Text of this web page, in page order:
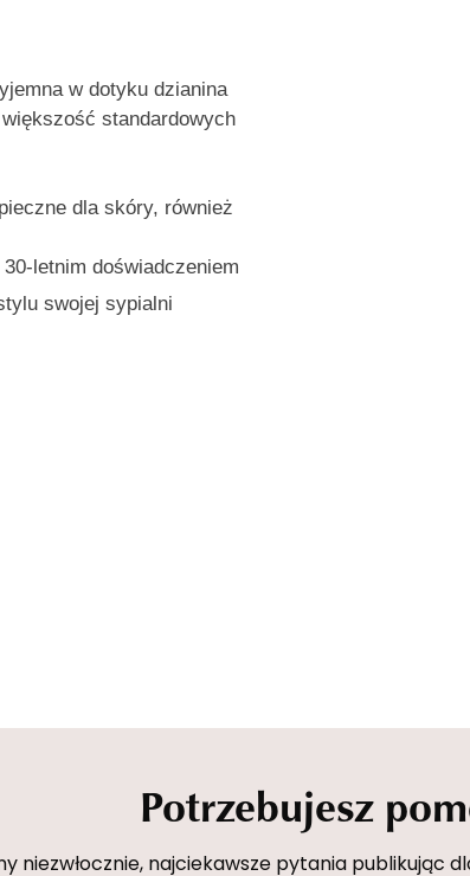
w dotyku dzianina
standardowych
dla skóry, również
letnim doświadczeniem
swojej sypialni
Potrzebujesz
niezwłocznie, najciekawsze pytania publikując